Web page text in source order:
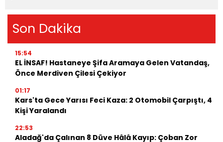
Son Dakika
15:54
EL İNSAF! Hastaneye Şifa Aramaya Gelen Vatandaş,
Önce Merdiven Çilesi Çekiyor
01:17
Kars'ta Gece Yarısı Feci Kaza: 2 Otomobil Çarpıştı, 4
Kişi Yaralandı
22:53
Aladağ'da Çalınan 8 Düve Hâlâ Kayıp: Çoban Zor